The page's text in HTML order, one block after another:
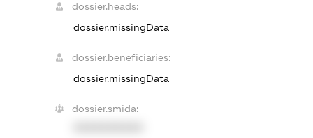
dossier.heads:
dossier.missingData
dossier.beneficiaries:
dossier.missingData
dossier.smida: